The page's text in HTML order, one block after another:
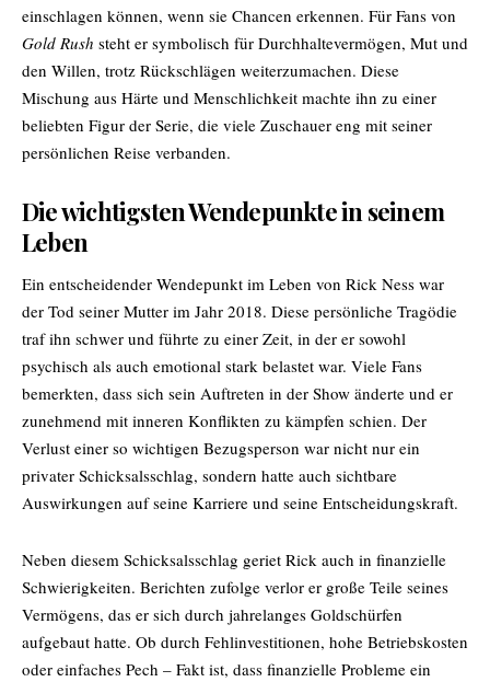
einschlagen können, wenn sie Chancen erkennen. Für Fans von
Gold Rush steht er symbolisch für Durchhaltevermögen, Mut und
den Willen, trotz Rückschlägen weiterzumachen. Diese
Mischung aus Härte und Menschlichkeit machte ihn zu einer
beliebten Figur der Serie, die viele Zuschauer eng mit seiner
persönlichen Reise verbanden.
Die wichtigsten Wendepunkte in seinem
Leben
Ein entscheidender Wendepunkt im Leben von Rick Ness war
der Tod seiner Mutter im Jahr 2018. Diese persönliche Tragödie
traf ihn schwer und führte zu einer Zeit, in der er sowohl
psychisch als auch emotional stark belastet war. Viele Fans
bemerkten, dass sich sein Auftreten in der Show änderte und er
zunehmend mit inneren Konflikten zu kämpfen schien. Der
Verlust einer so wichtigen Bezugsperson war nicht nur ein
privater Schicksalsschlag, sondern hatte auch sichtbare
Auswirkungen auf seine Karriere und seine Entscheidungskraft.
Neben diesem Schicksalsschlag geriet Rick auch in finanzielle
Schwierigkeiten. Berichten zufolge verlor er große Teile seines
Vermögens, das er sich durch jahrelanges Goldschürfen
aufgebaut hatte. Ob durch Fehlinvestitionen, hohe Betriebskosten
oder einfaches Pech – Fakt ist, dass finanzielle Probleme ein